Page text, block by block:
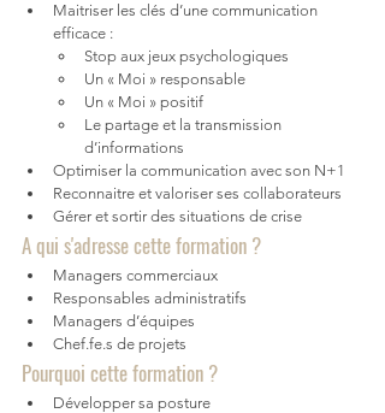
Maitriser les clés d’une communication
efficace :
Stop aux jeux psychologiques
Un « Moi » responsable
Un « Moi » positif
Le partage et la transmission
d’informations
Optimiser la communication avec son N+1
Reconnaitre et valoriser ses collaborateurs
Gérer et sortir des situations de crise
A qui s'adresse cette formation ?
Managers commerciaux
Responsables administratifs
Managers d’équipes
Chef.fe.s de projets
Pourquoi cette formation ?
Développer sa posture